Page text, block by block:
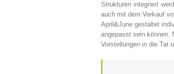
Strukturen integriert
auch mit dem Verkauf
April&June gestaltet
angepasst sein können.
Vorstellungen in die Tat